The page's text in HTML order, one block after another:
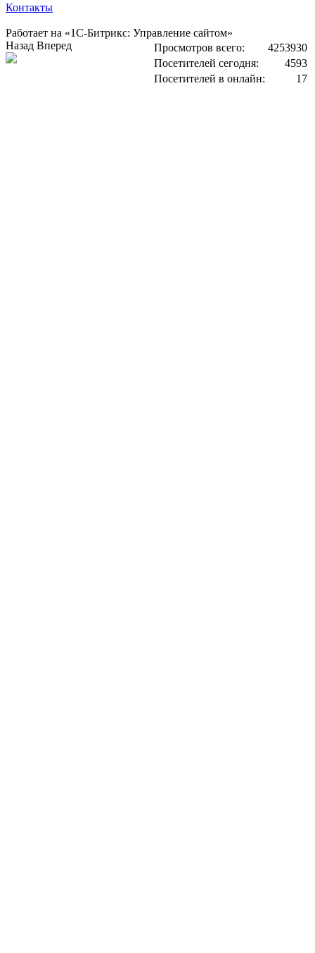
Контакты
Работает на «1С-Битрикс: Управление сайтом»
Просмотров всего:
4253930
Посетителей сегодня:
4593
Посетителей в онлайн:
17
Назад Вперед